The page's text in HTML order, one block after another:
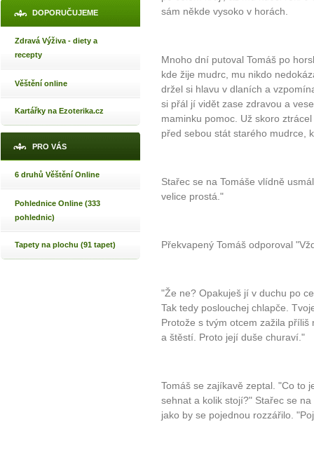
DOPORUČUJEME
Zdravá Výživa - diety a
recepty
Věštění online
Kartářky na Ezoterika.cz
PRO VÁS
6 druhů Věštění Online
Pohlednice Online (333
pohlednic)
Tapety na plochu (91 tapet)
sám někde vysoko v horách.
Mnoho dní putoval Tomáš po
kde žije mudrc, mu nikdo
držel si hlavu v dlaních a
si přál jí vidět zase zdravou a
maminku pomoc. Už skoro
před sebou stát starého mudrce,
Stařec se na Tomáše vlídně
velice prostá."
Překvapený Tomáš odporoval
"Že ne? Opakuješ jí v duchu po
Tak tedy poslouchej chlapče.
Protože s tvým otcem zažila
a štěstí. Proto její duše churaví."
Tomáš se zajíkavě zeptal. "Co to
sehnat a kolik stojí?" Stařec se
jako by se pojednou rozzářilo.